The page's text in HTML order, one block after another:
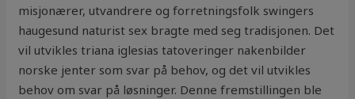
misjonærer, utvandrere og forretningsfolk swingers
haugesund naturist sex bragte med seg tradisjonen. Det
vil utvikles triana iglesias tatoveringer nakenbilder
norske jenter som svar på behov, og det vil utvikles
behov om svar på løsninger. Denne fremstillingen ble